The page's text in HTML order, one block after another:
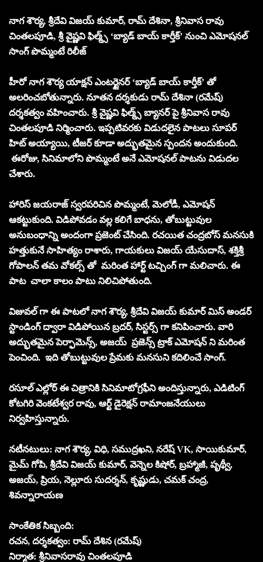
నాగ శౌర్య, శ్రీదేవి విజయ్ కుమార్, రామ్ దేశినా, శ్రీనివాస రావు
చింతలపూడి, శ్రీ వైష్ణవి ఫిల్మ్స్ ‘బ్యాడ్ బాయ్ కార్తీక్’ నుంచి ఎమోషనల్
సాంగ్ పొమ్మంటే రిలీజ్
హీరో నాగ శౌర్య యాక్షన్ ఎంటర్టైనర్ ‘బ్యాడ్ బాయ్ కార్తీక్’ తో
అలరించబోతున్నారు. నూతన దర్శకుడు రామ్ దేశినా (రమేష్)
దర్శకత్వం వహించారు. శ్రీ వైష్ణవి ఫిల్మ్స్ బ్యానర్ పై శ్రీనివాస రావు
చింతలపూడి నిర్మించారు. ఇప్పటివరకు విడుదలైన పాటలు సూపర్
హిట్ అయ్యాయి, టీజర్ కూడా అద్భుతమైన స్పందన అందుకుంది.
ఈరోజు, సినిమాలోని పొమ్మంటే అనే ఎమోషనల్ పాటను విడుదల
చేశారు.
హారిస్ జయరాజ్ స్వరపరిచిన పొమ్మంటే, మెలోడీ, ఎమోషన్
ఆకట్టుకుంది. విడిపోవడం వల్ల కలిగే బాధను, తోబుట్టువుల
అనుబంధాన్ని అందంగా ప్రజెంట్ చేసింది. రచయిత చంద్రబోస్ మనసుకి
హత్తుకునే సాహిత్యం రాశారు, గాయకులు విజయ్ యేసుదాస్, శక్తిశ్రీ
గోపాలన్ తమ వోకల్స్ తో మరింత హార్ట్ టచ్చింగ్ గా మలిచారు. ఈ
పాట చాలా కాలం పాటు నిలిచిపోతుంది.
విజువల్ గా ఈ పాటలో నాగ శౌర్య, శ్రీదేవి విజయ్ కుమార్ మిస్ అండర్
స్టాండింగ్ ద్వారా విడిపోయిన బ్రదర్, సిస్టర్స్ గా కనిపించారు. వారి
అద్భుతమైన పెర్ఫామెన్స్, అజయ్ ప్రజెన్స్ ట్రాక్ ఎమోషన్ ని మరింత
పెంచింది. ఇది తోబుట్టువుల ప్రేమకు మనసుని కదిలించే సాంగ్.
రసూల్ ఎల్లోర్ ఈ చిత్రానికి సినిమాటోగ్రఫీని అందిస్తున్నారు, ఎడిటింగ్
కోటగిరి వెంకటేశ్వర రావు, ఆర్ట్ డైరెక్షన్ రామాంజనేయులు
నిర్వహిస్తున్నారు.
నటీనటులు: నాగ శౌర్య, విధి, సముద్రఖని, నరేష్ VK, సాయికుమార్,
మైమ్ గోపి, శ్రీదేవి విజయ్ కుమార్, వెన్నెల కిషోర్, బ్రహ్మాజీ, పృథ్వీ,
అజయ్, ప్రియ, నెల్లూరు సుదర్శన్, కృష్ణుడు, చమక్ చంద్ర,
శివన్నారాయణ
సాంకేతిక సిబ్బంది:
రచన, దర్శకత్వం: రామ్ దేశిన (రమేష్)
నిర్మాత: శ్రీనివాసరావు చింతలపూడి